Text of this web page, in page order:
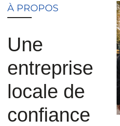
À PROPOS
Une
entreprise
locale de
confiance